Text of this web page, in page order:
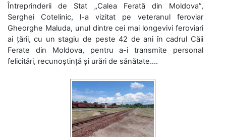
Întreprinderii de Stat „Calea Ferată din Moldova”,
Serghei Cotelinic, l-a vizitat pe veteranul feroviar
Gheorghe Maluda, unul dintre cei mai longevivi feroviari
ai țării, cu un stagiu de peste 42 de ani în cadrul Căii
Ferate din Moldova, pentru a-i transmite personal
felicitări, recunoștință și urări de sănătate....